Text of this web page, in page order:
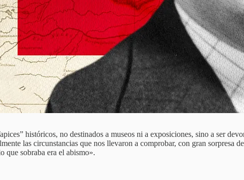
históricos, no destinados a museos ni a exposiciones, sino a ser
las circunstancias que nos llevaron a comprobar, con gran sorpresa
que sobraba era el abismo».